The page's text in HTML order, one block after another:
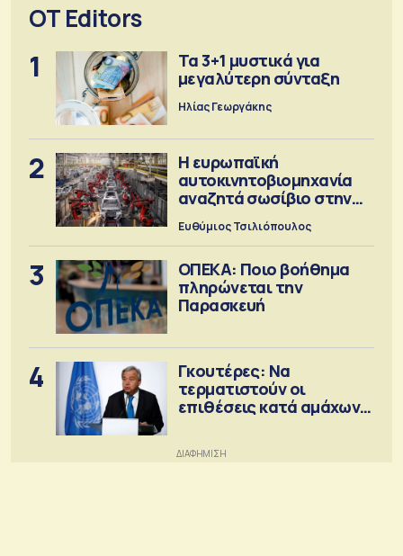
OT Editors
1
Τα 3+1 μυστικά για
μεγαλύτερη σύνταξη
Ηλίας Γεωργάκης
2
Η ευρωπαϊκή
αυτοκινητοβιομηχανία
αναζητά σωσίβιο στην
Κίνα
Ευθύμιος Τσιλιόπουλος
3
ΟΠΕΚΑ: Ποιο βοήθημα
πληρώνεται την
Παρασκευή
4
Γκουτέρες: Να
τερματιστούν οι
επιθέσεις κατά αμάχων